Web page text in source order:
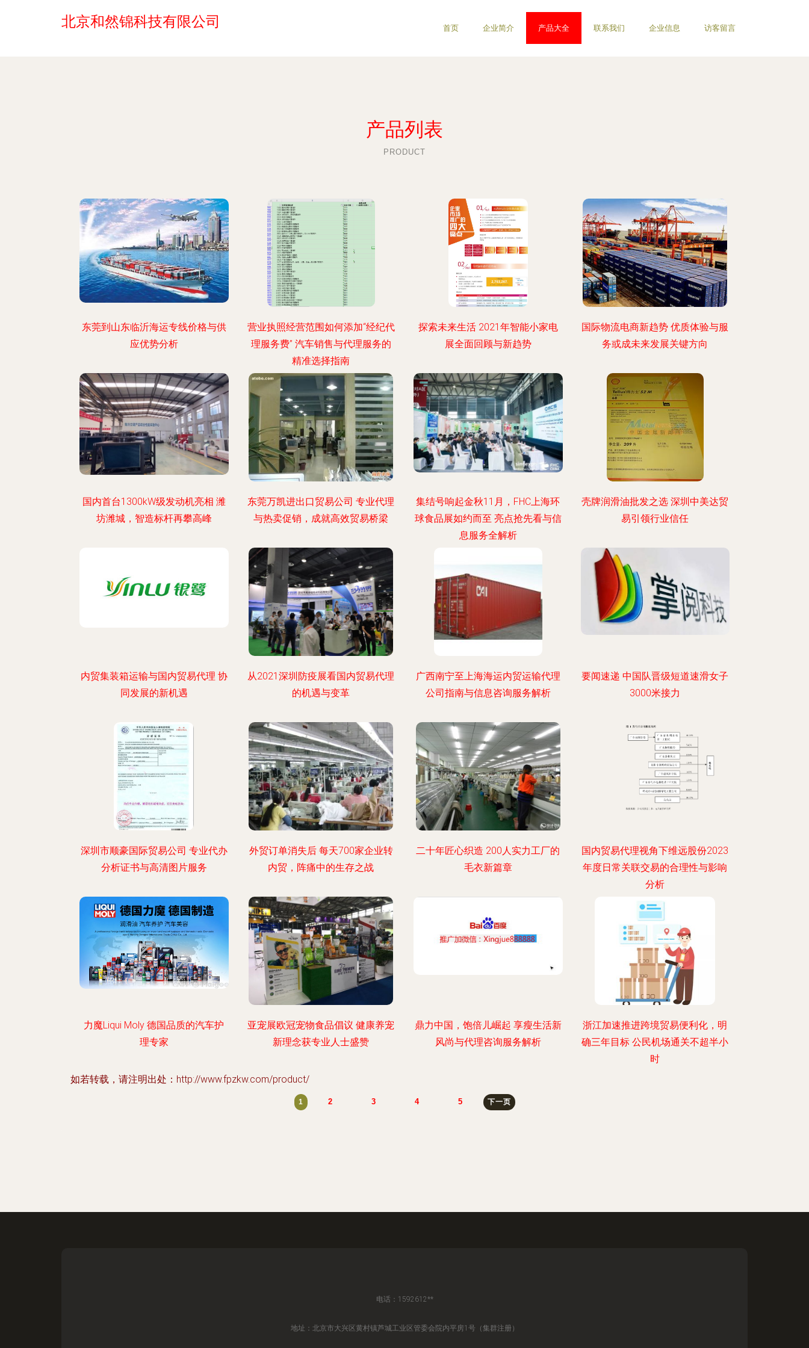
北京和然锦科技有限公司 首页 企业简介 产品大全 联系我们 企业信息 访客留言
产品列表
PRODUCT
东莞到山东临沂海运专线价格与供
应优势分析
营业执照经营范围如何添加“经纪代
理服务费” 汽车销售与代理服务的
精准选择指南
探索未来生活 2021年智能小家电
展全面回顾与新趋势
国际物流电商新趋势 优质体验与服
务或成未来发展关键方向
国内首台1300kW级发动机亮相 潍
坊潍城，智造标杆再攀高峰
东莞万凯进出口贸易公司 专业代理
与热卖促销，成就高效贸易桥梁
集结号响起金秋11月，FHC上海环
球食品展如约而至 亮点抢先看与信
息服务全解析
壳牌润滑油批发之选 深圳中美达贸
易引领行业信任
内贸集装箱运输与国内贸易代理 协
同发展的新机遇
从2021深圳防疫展看国内贸易代理
的机遇与变革
广西南宁至上海海运内贸运输代理
公司指南与信息咨询服务解析
要闻速递 中国队晋级短道速滑女子
3000米接力
深圳市顺豪国际贸易公司 专业代办
分析证书与高清图片服务
外贸订单消失后 每天700家企业转
内贸，阵痛中的生存之战
二十年匠心织造 200人实力工厂的
毛衣新篇章
国内贸易代理视角下维远股份2023
年度日常关联交易的合理性与影响
分析
力魔Liqui Moly 德国品质的汽车护
理专家
亚宠展欧冠宠物食品倡议 健康养宠
新理念获专业人士盛赞
鼎力中国，饱倍儿崛起 享瘦生活新
风尚与代理咨询服务解析
浙江加速推进跨境贸易便利化，明
确三年目标 公民机场通关不超半小
时
如若转载，请注明出处：http://www.fpzkw.com/product/
1 2 3 4 5 下一页
电话：1592612**
地址：北京市大兴区黄村镇芦城工业区管委会院内平房1号（集群注册）